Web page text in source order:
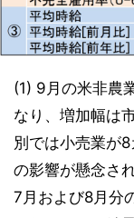
(1) 9月の米非農
なり、増加幅は
別では小売業が
の影響が懸念さ
7月および8月分